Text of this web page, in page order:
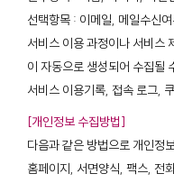
선택항목 : 이메일, 메일수신
서비스 이용 과정이나 서비스
이 자동으로 생성되어 수집될
서비스 이용기록, 접속 로그,
[개인정보 수집방법]
다음과 같은 방법으로 개인정
홈페이지, 서면양식, 팩스, 전